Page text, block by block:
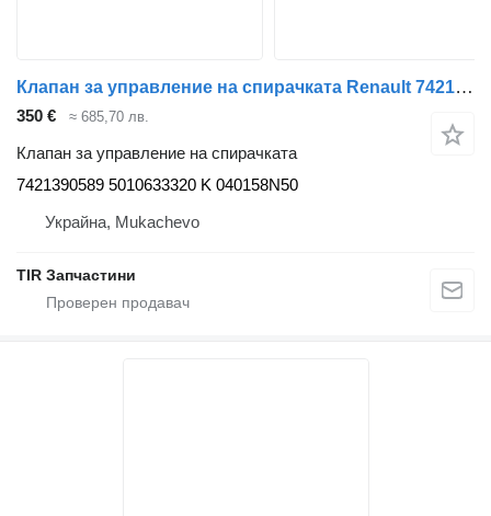
Клапан за управление на спирачката Renault 7421390589 за влекач Renault MAGNUM.PREMIUM
350 € ≈ 685,70 лв.
Клапан за управление на спирачката
7421390589 5010633320 K 040158N50
Украйна, Mukachevo
TIR Запчастини